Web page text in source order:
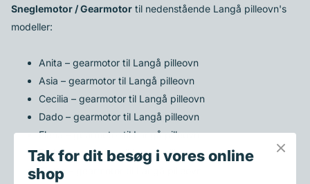
Sneglemotor / Gearmotor til nedenstående Langå pilleovn's
modeller:
Anita – gearmotor til Langå pilleovn
Asia – gearmotor til Langå pilleovn
Cecilia – gearmotor til Langå pilleovn
Dado – gearmotor til Langå pilleovn
Elena – gearmotor til Langå pilleovn
Frida – gearmotor til Langå pilleovn
Giotto – gearmotor til Langå pilleovn
Tak for dit besøg i vores online
shop